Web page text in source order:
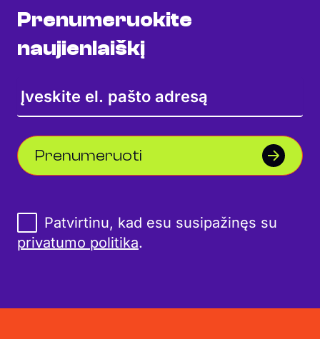
Prenumeruokite
naujienlaiškį
Prenumeruoti
Patvirtinu, kad esu susipažinęs su
privatumo politika.